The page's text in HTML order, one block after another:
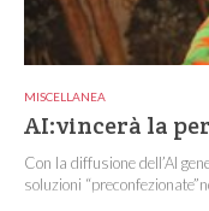
MISCELLANEA
AI:vincerà la
Con la diffusione dell’AI
soluzioni